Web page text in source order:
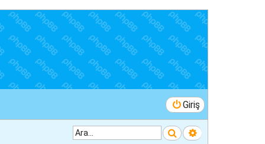
Giriş
Ara Gelişmiş arama